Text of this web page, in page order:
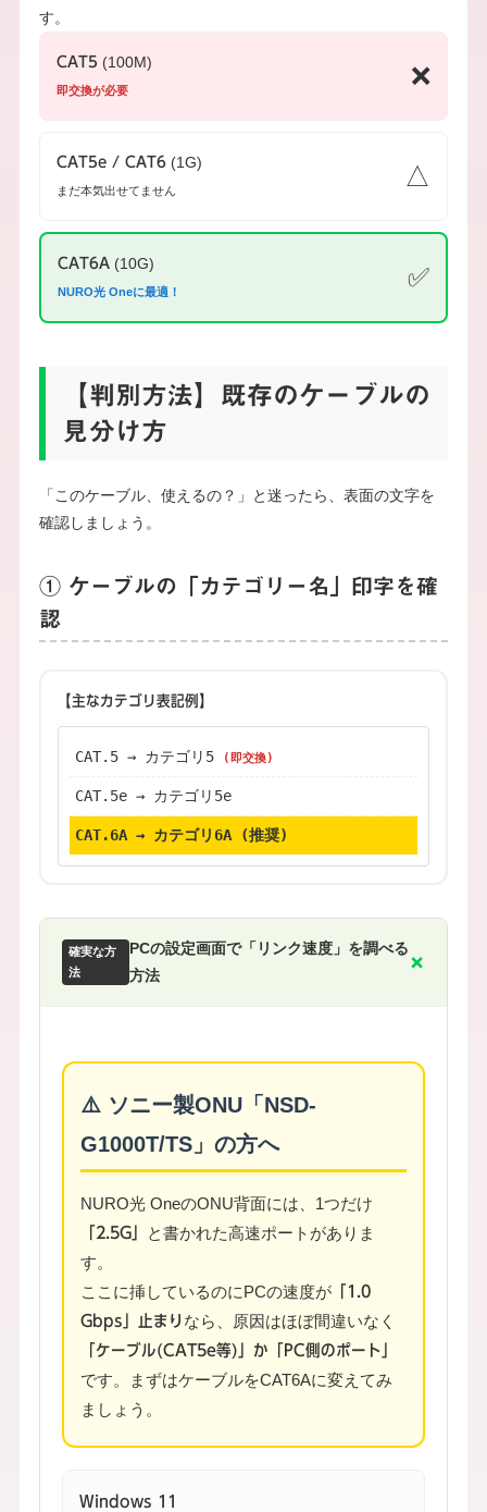
す。
CAT5 (100M)
即交換が必要 ❌
CAT5e / CAT6 (1G)
まだ本気出せてません △
CAT6A (10G)
NURO光 Oneに最適！ ✅
【判別方法】既存のケーブルの
見分け方
「このケーブル、使えるの？」と迷ったら、表面の文字を
確認しましょう。
① ケーブルの「カテゴリー名」印字を確
認
【主なカテゴリ表記例】
CAT.5 → カテゴリ5 (即交換)
CAT.5e → カテゴリ5e
CAT.6A → カテゴリ6A (推奨)
確実な方
法
PCの設定画面で「リンク速度」を調べる
方法
⚠️ ソニー製ONU「NSD-
G1000T/TS」の方へ
NURO光 OneのONU背面には、1つだけ
「2.5G」
と書かれた高速ポートがありま
す。
ここに挿しているのにPCの速度が 「1.0
Gbps」止まり なら、原因はほぼ間違いなく
「ケーブル(CAT5e等)」か「PC側のポート」
です。まずはケーブルをCAT6Aに変えてみ
ましょう。
Windows 11